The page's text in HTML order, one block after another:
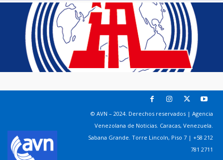
© AVN – 2024. Derechos reservados | Agencia
Venezolana de Noticias. Caracas, Venezuela.
Sabana Grande. Torre Lincoln, Piso 7 | +58 212
781 2711